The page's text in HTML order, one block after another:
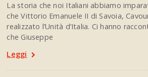
La storia che noi Italiani abbiamo
che Vittorio Emanuele II di Savoia,
realizzato l’Unità d’Italia. Ci hanno
che Giuseppe
Leggi